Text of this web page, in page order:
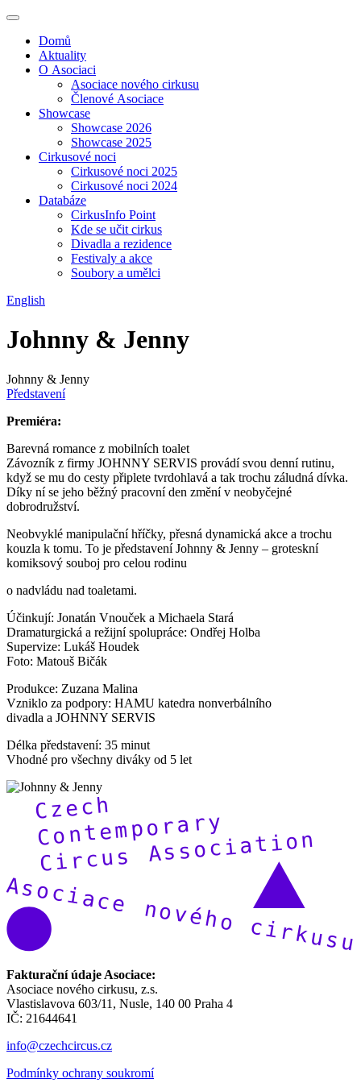
Domů
Aktuality
O Asociaci
Asociace nového cirkusu
Členové Asociace
Showcase
Showcase 2026
Showcase 2025
Cirkusové noci
Cirkusové noci 2025
Cirkusové noci 2024
Databáze
CirkusInfo Point
Kde se učit cirkus
Divadla a rezidence
Festivaly a akce
Soubory a umělci
English
Johnny & Jenny
Johnny & Jenny
Představení
Premiéra:
Barevná romance z mobilních toalet
Závozník z firmy JOHNNY SERVIS provádí svou denní rutinu,
když se mu do cesty připlete tvrdohlavá a tak trochu záludná dívka.
Díky ní se jeho běžný pracovní den změní v neobyčejné
dobrodružství.​​​​​
Neobvyklé manipulační hříčky, přesná dynamická akce a trochu
kouzla k tomu. To je představení Johnny & Jenny – groteskní
komiksový souboj pro celou rodinu
o nadvládu nad toaletami. ​​​​​
Účinkují: Jonatán Vnouček a Michaela Stará
Dramaturgická a režijní spolupráce: Ondřej Holba
Supervize: Lukáš Houdek
Foto: Matouš Bičák
Produkce: Zuzana Malina
Vzniklo za podpory: HAMU katedra nonverbálního
divadla a JOHNNY SERVIS
Délka představení: 35 minut
Vhodné pro všechny diváky od 5 let
Fakturační údaje Asociace:
Asociace nového cirkusu, z.s.
Vlastislavova 603/11, Nusle, 140 00 Praha 4
IČ: 21644641
info@czechcircus.cz
Podmínky ochrany soukromí